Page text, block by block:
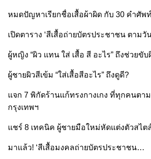
หมดปัญหาเรียกชื่อเสื้อผ้าผิด กับ 30 คำศัพ
เปิดตาราง ‘สีเสื้อถ่ายบัตรประชาชน ตามวั
ผู้หญิง “ผิว แทน ใส่ เสื้อ สี อะไร” ถึงช่วยขั
ผู้ชายผิวสีเข้ม “ใส่เสื้อสีอะไร” ถึงดูดี?
แจก 7 พิกัดร้านแก้ทรงกางเกง ที่ทุกคนตา
กรุงเทพฯ
แชร์ 8 เทคนิค ผู้ชายมือใหม่หัดแต่งตัวสไต
มาแล้ว! ‘สีเสื้อมงคลถ่ายบัตรประชาชน…